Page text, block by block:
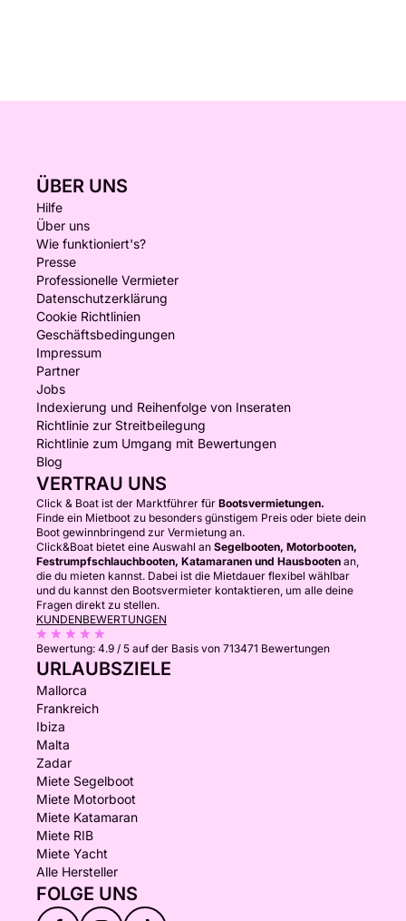
ÜBER UNS
Hilfe
Über uns
Wie funktioniert's?
Presse
Professionelle Vermieter
Datenschutzerklärung
Cookie Richtlinien
Geschäftsbedingungen
Impressum
Partner
Jobs
Indexierung und Reihenfolge von Inseraten
Richtlinie zur Streitbeilegung
Richtlinie zum Umgang mit Bewertungen
Blog
VERTRAU UNS
Click & Boat ist der Marktführer für Bootsvermietungen.
Finde ein Mietboot zu besonders günstigem Preis oder biete dein
Boot gewinnbringend zur Vermietung an.
Click&Boat bietet eine Auswahl an Segelbooten, Motorbooten,
Festrumpfschlauchbooten, Katamaranen und Hausbooten an,
die du mieten kannst. Dabei ist die Mietdauer flexibel wählbar
und du kannst den Bootsvermieter kontaktieren, um alle deine
Fragen direkt zu stellen.
KUNDENBEWERTUNGEN
Bewertung: 4.9 / 5 auf der Basis von 713471 Bewertungen
URLAUBSZIELE
Mallorca
Frankreich
Ibiza
Malta
Zadar
Miete Segelboot
Miete Motorboot
Miete Katamaran
Miete RIB
Miete Yacht
Alle Hersteller
FOLGE UNS